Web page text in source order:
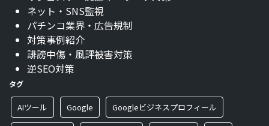
ネット・SNS監視
パチンコ業界・広告規制
対策事例紹介
誹謗中傷・風評被害対策
逆SEO対策
タグ
AIツール Google Googleビジネスプロフィール